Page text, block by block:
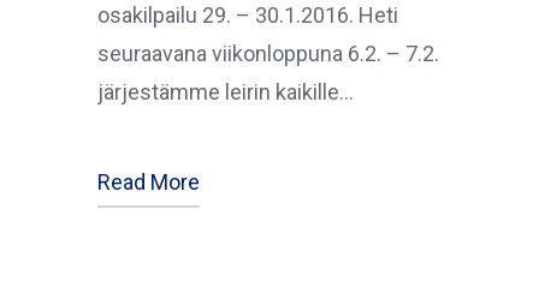
osakilpailu 29. – 30.1.2016. Heti
seuraavana viikonloppuna 6.2. – 7.2.
järjestämme leirin kaikille…
Read More